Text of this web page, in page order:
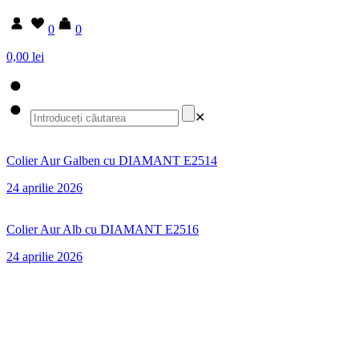
0
0
0,00 lei
✕
Colier Aur Galben cu DIAMANT E2514
24 aprilie 2026
Colier Aur Alb cu DIAMANT E2516
24 aprilie 2026